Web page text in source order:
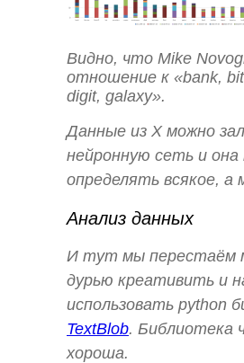
Видно, что Mike
отношение к «bank,
digit, galaxy».
Данные из Х можно
нейронную сеть и она
определять всякое, а
Анализ данных
И тут мы перестаём
дурью креативить и
использовать python
TextBlob. Библиотека
хороша.